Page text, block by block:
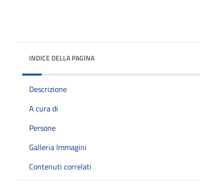
INDICE DELLA PAGINA
Descrizione
A cura di
Persone
Galleria Immagini
Contenuti correlati